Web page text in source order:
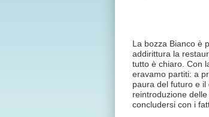
La bozza Bianco è
addirittura la
tutto è chiaro. Con
eravamo partiti: a
paura del futuro e
reintroduzione
concludersi con i